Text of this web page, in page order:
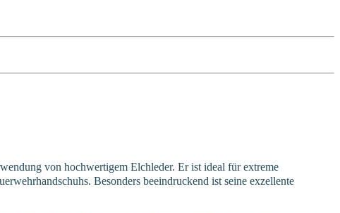
von hochwertigem Elchleder. Er ist ideal für extreme
Besonders beeindruckend ist seine exzellente